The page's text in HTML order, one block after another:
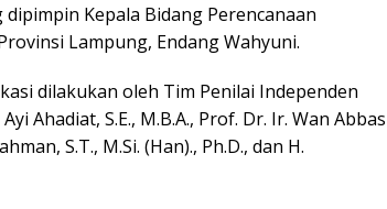
dipimpin Kepala Bidang Perencanaan
Lampung, Endang Wahyuni.
dilakukan oleh Tim Penilai Independen
Ahadiat, S.E., M.B.A., Prof. Dr. Ir. Wan Abbas
S.T., M.Si. (Han)., Ph.D., dan H.